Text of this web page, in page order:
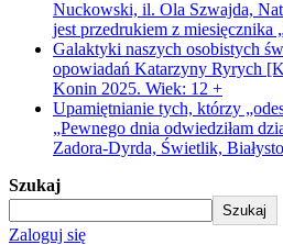
Nuckowski, il. Ola Szwajda,
jest przedrukiem z
Galaktyki naszych osobistych
opowiadań Katarzyny Ryrych
Konin 2025. Wiek: 12 +
Upamiętnianie tych, którzy
„Pewnego dnia odwiedziłam
Zadora-Dyrda, Świetlik,
Szukaj
Szukaj
Zaloguj się